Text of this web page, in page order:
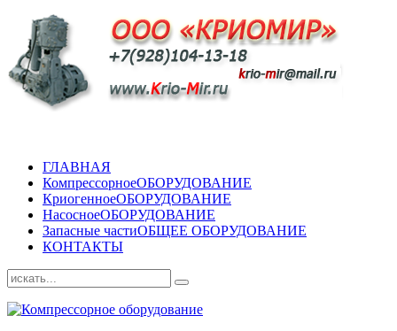
ГЛАВНАЯ
КомпрессорноеОБОРУДОВАНИЕ
КриогенноеОБОРУДОВАНИЕ
НасосноеОБОРУДОВАНИЕ
Запасные частиОБЩЕЕ ОБОРУДОВАНИЕ
КОНТАКТЫ